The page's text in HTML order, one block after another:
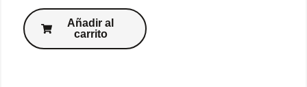
Añadir al
carrito